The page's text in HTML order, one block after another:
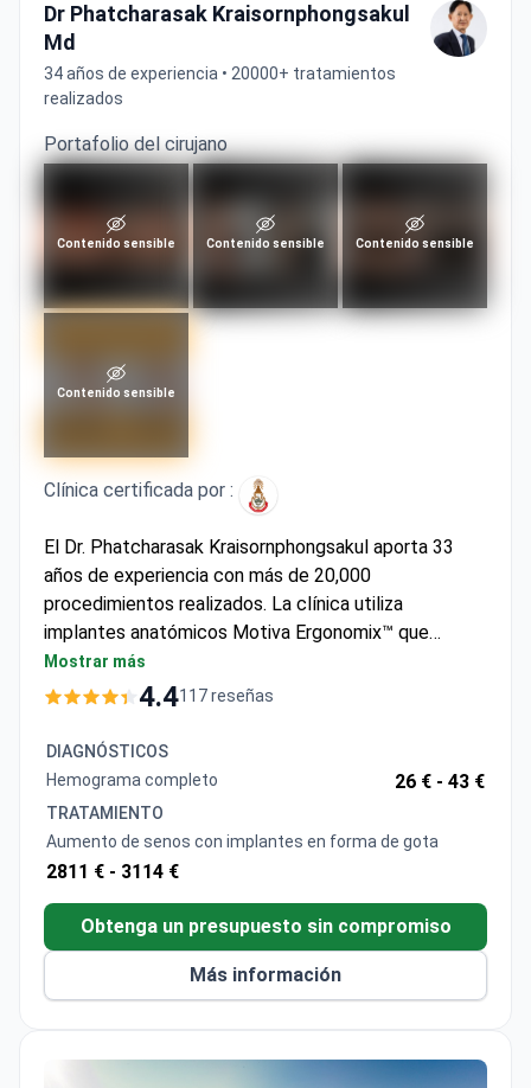
Md
34 años de experiencia • 20000+ tratamientos
realizados
Portafolio del cirujano
Contenido sensible Contenido sensible Contenido sensible
Contenido sensible
Clínica certificada por :
El Dr. Phatcharasak Kraisornphongsakul aporta 33
años de experiencia con más de 20,000
procedimientos realizados. La clínica utiliza
implantes anatómicos Motiva Ergonomix™ que
cuentan con Dynamic Response Gel™ para un
movimiento natural. El aumento de senos tiene un
costo aproximado de $3,700, el cual suele cubrir la
cirugía, los implantes, una noche de hospitalización,
pruebas preoperatorias, medicamentos y traslados.
El Dr. Kraisornphongsakul cuenta con certificación
Mostrar más
4.4
Hemograma completo
TRATAMIENTO
Aumento de senos con implantes en forma de gota
2811 € - 3114 €
Más información